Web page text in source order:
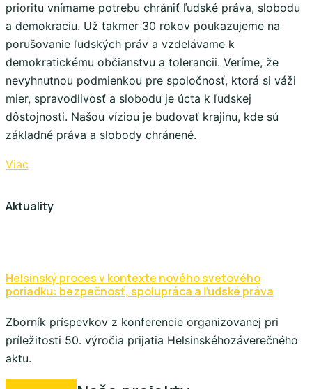
prioritu vnímame potrebu chrániť ľudské práva, slobodu
a demokraciu. Už takmer 30 rokov poukazujeme na
porušovanie ľudských práv a vzdelávame k
demokratickému občianstvu a tolerancii. Veríme, že
nevyhnutnou podmienkou pre spoločnosť, ktorá si váži
mier, spravodlivosť a slobodu je úcta k ľudskej
dôstojnosti. Našou víziou je budovať krajinu, kde sú
základné práva a slobody chránené.
Viac
Aktuality
Helsinský proces v kontexte nového svetového
poriadku: bezpečnosť, spolupráca a ľudské práva
Zborník príspevkov z konferencie organizovanej pri
príležitosti 50. výročia prijatia Helsinskéhozáverečného
aktu.